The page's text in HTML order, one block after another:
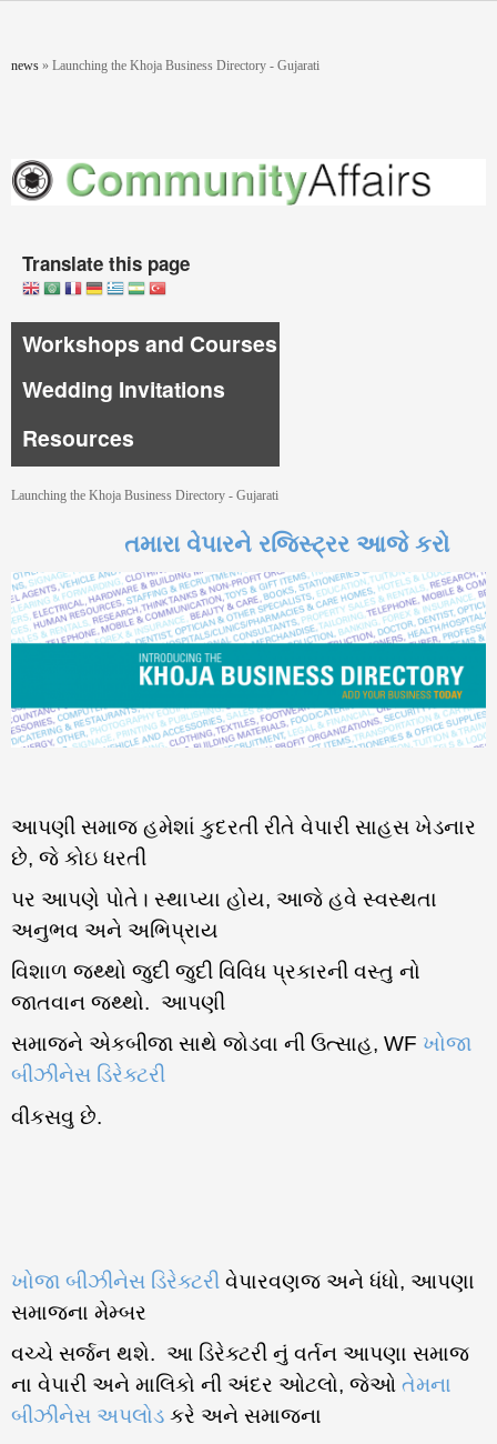
You are here
news » Launching the Khoja Business Directory - Gujarati
Translate this page
Workshops and Courses
Wedding Invitations
Resources
Launching the Khoja Business Directory - Gujarati
તમારા વેપારને રજિસ્ટ્રર આજે કરો
આપણી સમાજ હમેશાં કુદરતી રીતે વેપારી સાહસ ખેડનાર
છે, જે કોઇ ધરતી
પર આપણે પોતે। સ્થાપ્યા હોય, આજે હવે સ્વસ્થતા
અનુભવ અને અભિપ્રાય
વિશાળ જથ્થો જુદી જુદી વિવિધ પ્રકારની વસ્તુ નો
જાતવાન જથ્થો. આપણી
સમાજને એકબીજા સાથે જોડવા ની ઉત્સાહ, WF ખોજા
બીઝીનેસ ડિરેક્ટરી
વીકસવુ છે.
ખોજા બીઝીનેસ ડિરેક્ટરી વેપારવણજ અને ધંધો, આપણા
સમાજના મેમ્બર
વચ્ચે સર્જન થશે. આ ડિરેક્ટરી નું વર્તન આપણા સમાજ
ના વેપારી અને માલિકો ની અંદર ઓટલો, જેઓ તેમના
બીઝીનેસ અપલોડ કરે અને સમાજના